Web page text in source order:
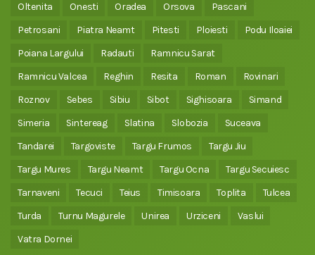
Oltenita
Onesti Oradea Orsova
Pascani
Petrosani
Piatra Neamt Pitesti Ploiesti
Podu Iloaiei
Poiana Largului
Radauti
Ramnicu Sarat
Ramnicu Valcea
Reghin Resita Roman
Rovinari
Roznov
Sebes Sibiu Sibot Sighisoara
Simand
Simeria
Sintereag Slatina Slobozia
Suceava
Tandarei
Targoviste Targu Frumos
Targu Jiu
Targu Mures
Targu Neamt Targu Ocna
Targu Secuiesc
Tarnaveni
Tecuci Teius Timisoara Toplita
Tulcea
Turda
Turnu Magurele Unirea Urziceni
Vaslui
Vatra Dornei